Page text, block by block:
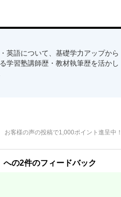
英語について、基礎学力アップから
学習塾講師歴・教材執筆歴を活かし
お客様の声の投稿で1,000ポイント進呈中！
への2件のフィードバック